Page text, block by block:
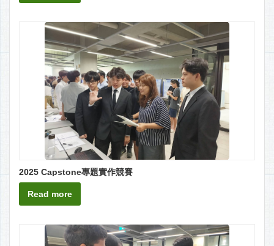
2025 Capstone專題實作競賽
Read more